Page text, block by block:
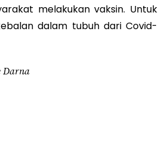
melakukan vaksin. Untuk
dalam tubuh dari Covid-
Darna